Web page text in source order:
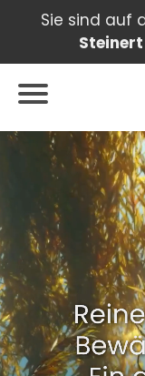
Sie sind auf
Steinert